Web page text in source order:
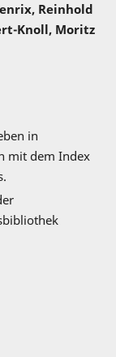
Reinhold
Knoll, Moritz
in
mit dem Index